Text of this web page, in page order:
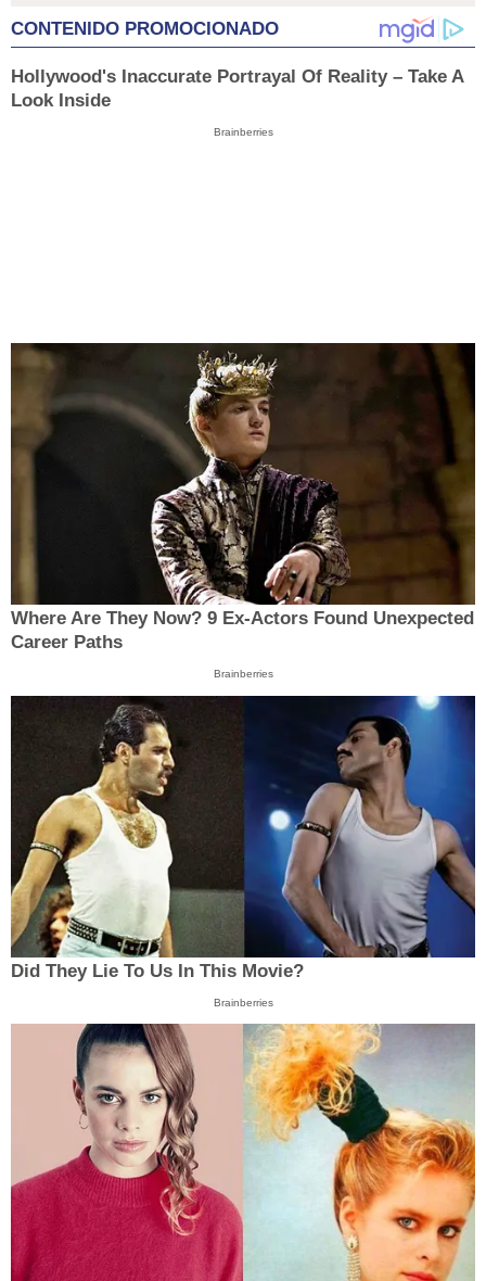
CONTENIDO PROMOCIONADO
Hollywood's Inaccurate Portrayal Of Reality – Take A
Look Inside
Brainberries
Where Are They Now? 9 Ex-Actors Found Unexpected
Career Paths
Brainberries
Did They Lie To Us In This Movie?
Brainberries